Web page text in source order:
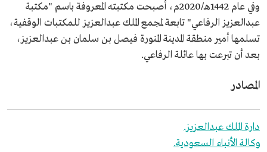
وفي عام 1442هـ/2020م، أصبحت مكتبته المعروفة باسم "مكتبة
عبدالعزيز الرفاعي" تابعة لمجمع الملك عبدالعزيز للمكتبات الوقفية،
تسلمها أمير منطقة المدينة المنورة فيصل بن سلمان بن عبدالعزيز،
بعد أن تبرعت بها عائلة الرفاعي.
المصادر
دارة الملك عبدالعزيز.
وكالة الأنباء السعودية.